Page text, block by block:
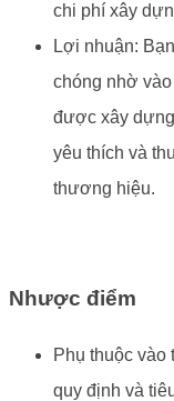
chi phí xây
Lợi nhuận:
chóng nhờ
được xây
yêu thích và
thương hiệu.
Nhược điểm
Phụ thuộc
quy định và